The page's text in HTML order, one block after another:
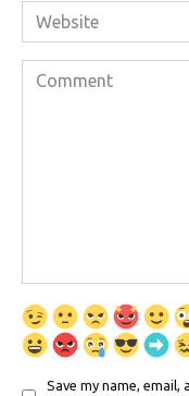
Website
Comment
Save my name,